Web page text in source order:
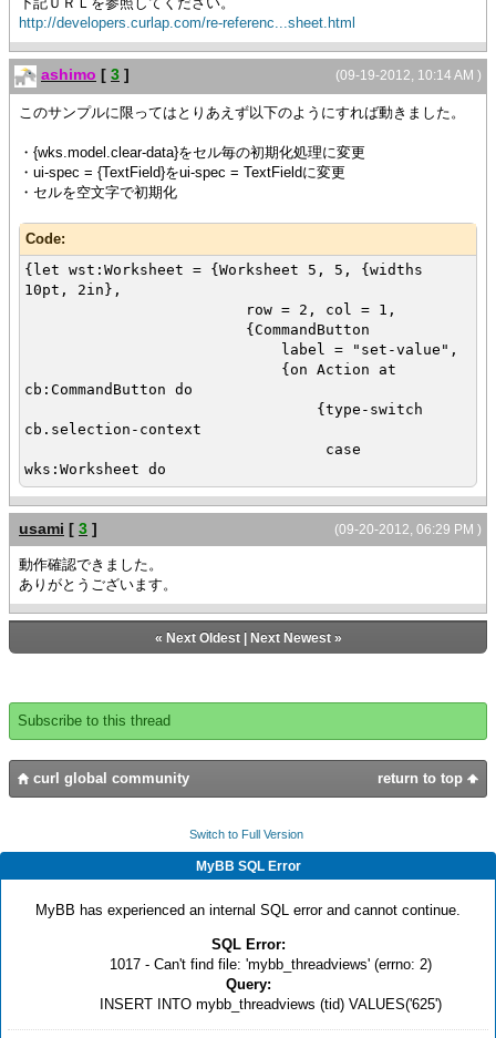
{on Action at
cb:CommandButton do
{type-switch
cb.selection-context
case wks:Worksheet
do
{wks.model.clear-data}
}
}
row = 2, col = 3,
{input-cell {TextField},ui-
spec = {TextField}},
row = 2, col = 4,
{input-cell {TextField},ui-
{value
}
http://developers.curlap.com/re-referenc...sheet.html
(09-19-2012, 10:14 AM )
ashimo [ 3 ]
このサンプルに限ってはとりあえず以下のようにすれば動きました。
・{wks.model.clear-data}をセル毎の初期化処理に変更
・ui-spec = {TextField}をui-spec = TextFieldに変更
・セルを空文字で初期化
Code:
{let wst:Worksheet = {Worksheet 5, 5, {widths
10pt, 2in},
row = 2, col = 1,
{CommandButton
label = "set-value",
{on Action at
cb:CommandButton do
{type-switch
cb.selection-context
case
wks:Worksheet do
{wks.model.set-value 2,3,"aa"}
{wks.model.set-value 2,4,"bb"}
}
}
},
row = 2, col = 2,
{CommandButton
cb:CommandButton do
{type-switch
wks:Worksheet do
{wks.model.clear-data}
value 2,4,""}
}
},
row = 2, col = 3,
{input-cell {TextField}
||, ui-spec =
(09-20-2012, 06:29 PM )
usami [ 3 ]
動作確認できました。
ありがとうございます。
« Next Oldest| Next Newest»
Subscribe to this thread
return to top
curl global community
Switch to Full Version
MyBB SQL Error
MyBB has experienced an internal SQL error and cannot continue.
SQL Error:
1017 - Can't find file: 'mybb_threadviews' (errno: 2)
Query:
INSERT INTO mybb_threadviews (tid) VALUES('625')